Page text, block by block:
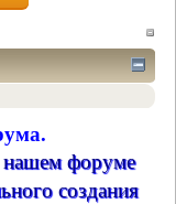
форуме
создания